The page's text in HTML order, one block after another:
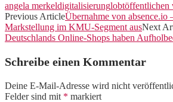
angela merkeldigitalisierunglobtöffentlichen
Previous ArticleÜbernahme von absence.io
Markstellung im KMU-Segment ausNext
Deutschlands Online-Shops haben
Schreibe einen Kommentar
Deine E-Mail-Adresse wird nicht
Felder sind mit * markiert